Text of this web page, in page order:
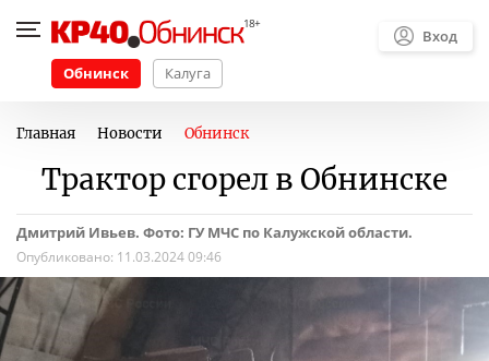
Обнинск Калуга
Вход
Главная Новости Обнинск
Трактор сгорел в Обнинске
Дмитрий Ивьев. Фото: ГУ МЧС по Калужской области.
Опубликовано: 11.03.2024 09:46